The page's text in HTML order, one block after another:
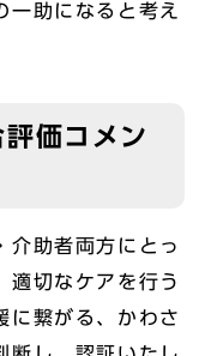
一助になると考え
価コメン
介助者両方にとっ
適切なケアを行う
に繋がる、かわさ